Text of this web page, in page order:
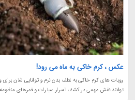
عکس ، کرم خاکی به ماه می رود!
روبات های کرم خاکی به لطف بدن نرم و توانایی شان
توانند نقش مهمی در کشف اسرار سیارات و قمرهای